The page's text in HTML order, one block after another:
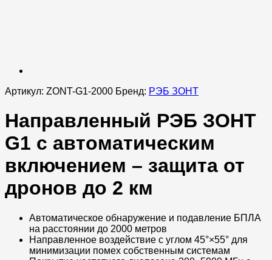
Артикул: ZONT-G1-2000 Бренд: РЭБ ЗОНТ
Направленный РЭБ ЗОНТ
G1 с автоматическим
включением – защита от
дронов до 2 км
Автоматическое обнаружение и подавление БПЛА
на расстоянии до 2000 метров
Направленное воздействие с углом 45°×55° для
минимизации помех собственным системам